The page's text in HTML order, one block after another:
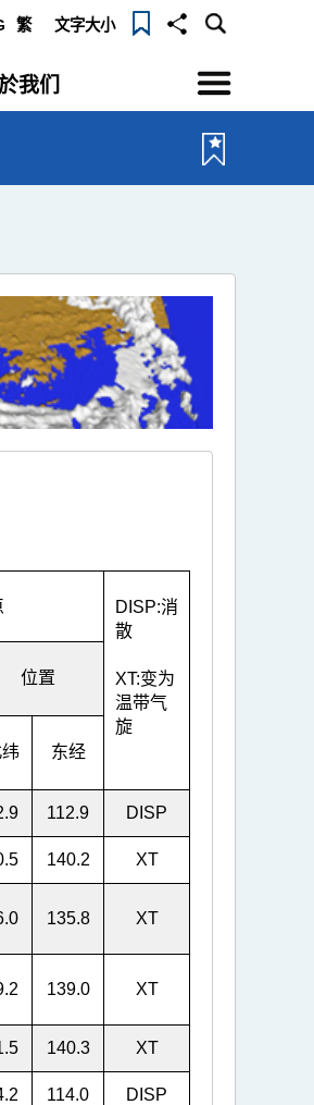
繁 文字大小
我们
选
单
DISP:消
散
XT:变为
温带气
旋
位置
东经
112.9 DISP
140.2 XT
135.8 XT
139.0 XT
140.3 XT
114.0 DISP